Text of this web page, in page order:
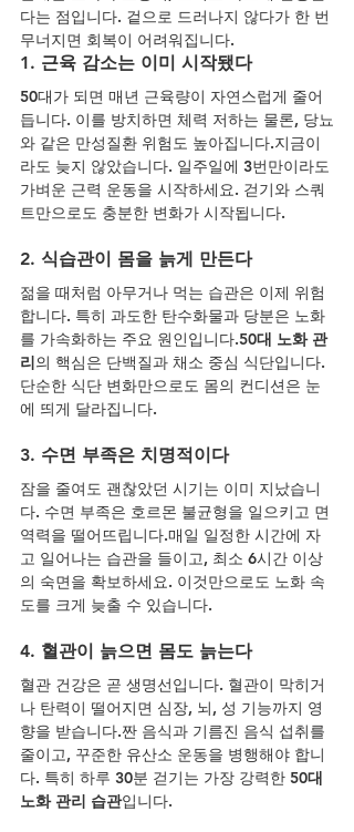
다는 점입니다. 겉으로 드러나지 않다가 한 번
무너지면 회복이 어려워집니다.
1. 근육 감소는 이미 시작됐다
50대가 되면 매년 근육량이 자연스럽게 줄어
듭니다. 이를 방치하면 체력 저하는 물론, 당뇨
와 같은 만성질환 위험도 높아집니다.지금이
라도 늦지 않았습니다. 일주일에 3번만이라도
가벼운 근력 운동을 시작하세요. 걷기와 스쿼
트만으로도 충분한 변화가 시작됩니다.
2. 식습관이 몸을 늙게 만든다
젊을 때처럼 아무거나 먹는 습관은 이제 위험
합니다. 특히 과도한 탄수화물과 당분은 노화
를 가속화하는 주요 원인입니다.50대 노화 관
리의 핵심은 단백질과 채소 중심 식단입니다.
단순한 식단 변화만으로도 몸의 컨디션은 눈
에 띄게 달라집니다.
3. 수면 부족은 치명적이다
잠을 줄여도 괜찮았던 시기는 이미 지났습니
다. 수면 부족은 호르몬 불균형을 일으키고 면
역력을 떨어뜨립니다.매일 일정한 시간에 자
고 일어나는 습관을 들이고, 최소 6시간 이상
의 숙면을 확보하세요. 이것만으로도 노화 속
도를 크게 늦출 수 있습니다.
4. 혈관이 늙으면 몸도 늙는다
혈관 건강은 곧 생명선입니다. 혈관이 막히거
나 탄력이 떨어지면 심장, 뇌, 성 기능까지 영
향을 받습니다.짠 음식과 기름진 음식 섭취를
줄이고, 꾸준한 유산소 운동을 병행해야 합니
다. 특히 하루 30분 걷기는 가장 강력한 50대
노화 관리 습관입니다.